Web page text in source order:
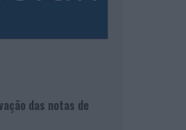
das notas de